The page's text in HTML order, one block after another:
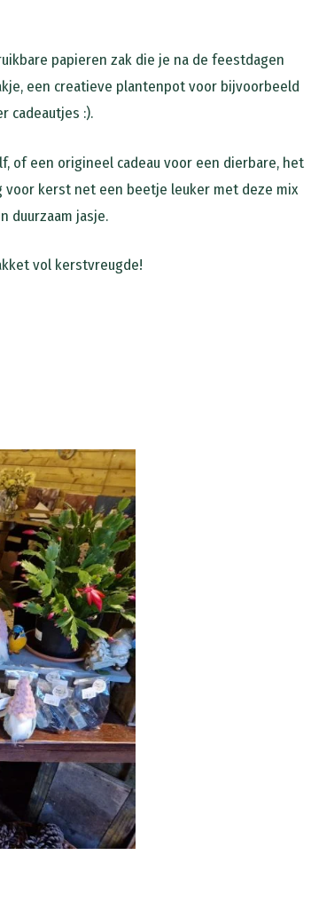
papieren zak die je na de feestdagen
een creatieve plantenpot voor bijvoorbeeld
cadeautjes :).
of een origineel cadeau voor een dierbare, het
kerst net een beetje leuker met deze mix
duurzaam jasje.
vol kerstvreugde!